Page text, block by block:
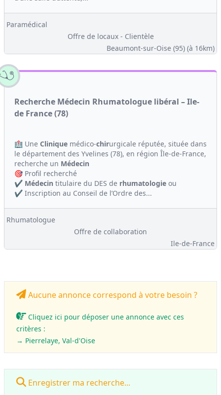
Paramédical
Offre de locaux - Clientèle
Beaumont-sur-Oise (95) (à 16km)
Recherche Médecin Rhumatologue libéral – Ile-
de France (78)
🏥 Une Clinique médico-chirurgicale réputée, située dans
le département des Yvelines (78), en région Île-de-France,
recherche un Médecin
🎯 Profil recherché
✔️ Médecin titulaire du DES de rhumatologie ou
✔️ Inscription au Conseil de l’Ordre des...
Rhumatologue
Offre de collaboration
Ile-de-France
Aucune annonce correspond à votre besoin ?
Cliquez ici pour déposer une annonce avec ces
critères :
→ Pierrelaye, Val-d'Oise
Enregistrer ma recherche...